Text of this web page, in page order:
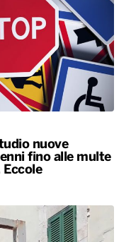
nuove
fino alle multe